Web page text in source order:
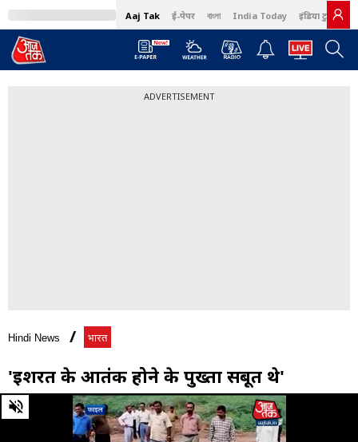
Aaj Tak ई-पेपर বাংলা India Today इंडिया टुडे हिंदी
ADVERTISEMENT
Hindi News भारत
'इशरत के आतंकी होने के पुख्ता सबूत थे'
0
of